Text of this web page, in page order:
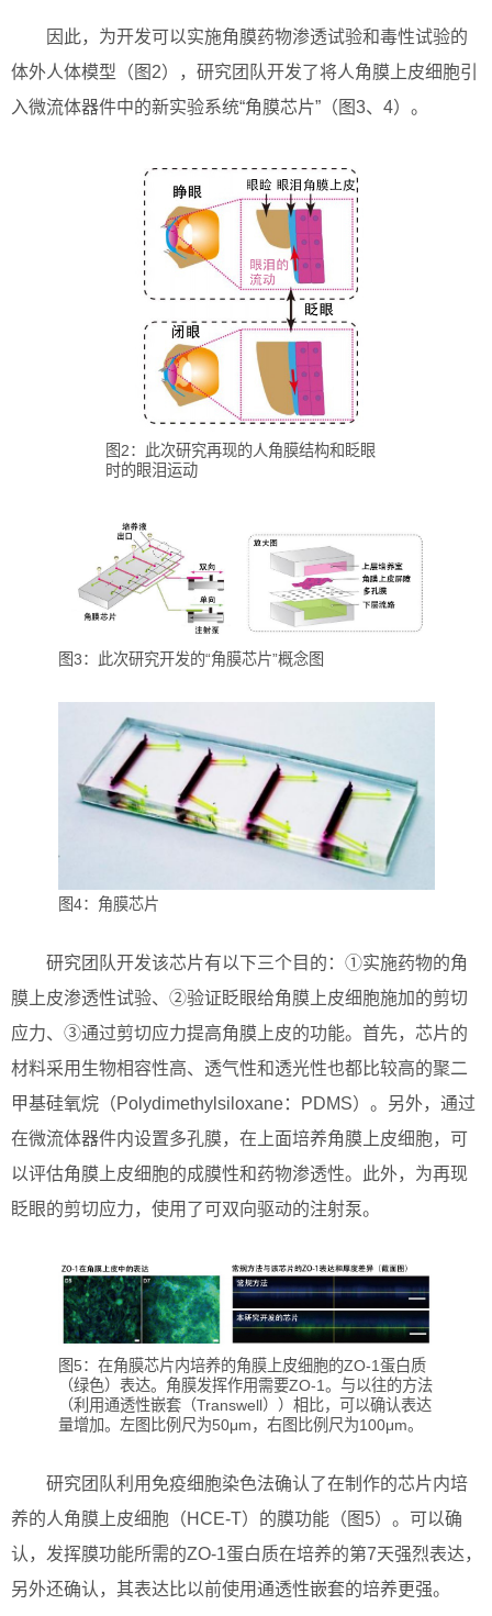
因此，为开发可以实施角膜药物渗透试验和毒性试验的
体外人体模型（图2），研究团队开发了将人角膜上皮细胞引
入微流体器件中的新实验系统“角膜芯片”（图3、4）。
图2：此次研究再现的人角膜结构和眨眼
时的眼泪运动
图3：此次研究开发的“角膜芯片”概念图
图4：角膜芯片
研究团队开发该芯片有以下三个目的：①实施药物的角
膜上皮渗透性试验、②验证眨眼给角膜上皮细胞施加的剪切
应力、③通过剪切应力提高角膜上皮的功能。首先，芯片的
材料采用生物相容性高、透气性和透光性也都比较高的聚二
甲基硅氧烷（Polydimethylsiloxane：PDMS）。另外，通过
在微流体器件内设置多孔膜，在上面培养角膜上皮细胞，可
以评估角膜上皮细胞的成膜性和药物渗透性。此外，为再现
眨眼的剪切应力，使用了可双向驱动的注射泵。
图5：在角膜芯片内培养的角膜上皮细胞的ZO-1蛋白质
（绿色）表达。角膜发挥作用需要ZO-1。与以往的方法
（利用通透性嵌套（Transwell））相比，可以确认表达
量增加。左图比例尺为50μm，右图比例尺为100μm。
研究团队利用免疫细胞染色法确认了在制作的芯片内培
养的人角膜上皮细胞（HCE-T）的膜功能（图5）。可以确
认，发挥膜功能所需的ZO-1蛋白质在培养的第7天强烈表达，
另外还确认，其表达比以前使用通透性嵌套的培养更强。